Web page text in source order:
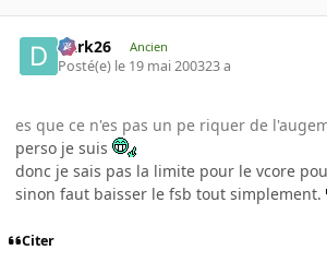
Dark26 Ancien
Posté(e) le 19 mai 200323 a
es que ce n'es pas un pe riquer de
perso je suis
donc je sais pas la limite pour le vcore
sinon faut baisser le fsb tout simplement.
Citer